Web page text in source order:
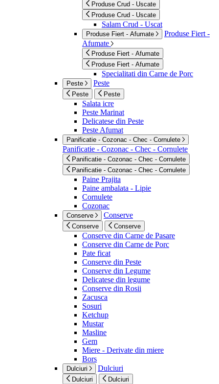
Produse Crud - Uscate
Produse Crud - Uscate
Salam Crud - Uscat
Produse Fiert - Afumate
Produse Fiert -
Afumate
Produse Fiert - Afumate
Produse Fiert - Afumate
Specialitati din Carne de Porc
Peste Peste
Peste Peste
Salata icre
Peste Marinat
Delicatese din Peste
Peste Afumat
Panificatie - Cozonac - Chec - Cornulete
Panificatie - Cozonac - Chec - Cornulete
Panificatie - Cozonac - Chec - Cornulete
Panificatie - Cozonac - Chec - Cornulete
Paine Prajita
Paine ambalata - Lipie
Cornulete
Cozonac
Conserve Conserve
Conserve Conserve
Conserve din Carne de Pasare
Conserve din Carne de Porc
Pate ficat
Conserve din Peste
Conserve din Legume
Delicatese din legume
Conserve din Rosii
Zacusca
Sosuri
Ketchup
Mustar
Masline
Gem
Miere - Derivate din miere
Bors
Dulciuri Dulciuri
Dulciuri Dulciuri